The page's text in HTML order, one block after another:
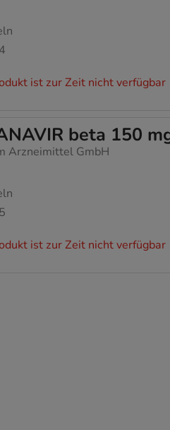
ist zur Zeit nicht verfügbar
beta 150
Arzneimittel GmbH
ist zur Zeit nicht verfügbar